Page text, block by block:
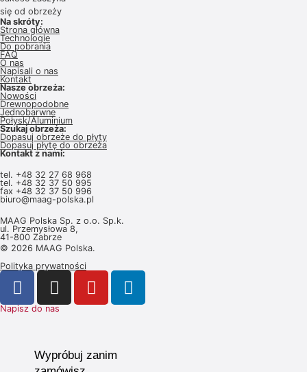
się od obrzeży
Na skróty:
Strona główna
Technologie
Do pobrania
FAQ
O nas
Napisali o nas
Kontakt
Nasze obrzeża:
Nowości
Drewnopodobne
Jednobarwne
Połysk/Aluminium
Szukaj obrzeża:
Dopasuj obrzeże do płyty
Dopasuj płytę do obrzeża
Kontakt z nami:
tel. +48 32 27 68 968
tel. +48 32 37 50 995
fax +48 32 37 50 996
biuro@maag-polska.pl
MAAG Polska Sp. z o.o. Sp.k.
ul. Przemysłowa 8,
41-800 Zabrze
© 2026 MAAG Polska.
Polityka prywatności
Napisz do nas
Wypróbuj zanim